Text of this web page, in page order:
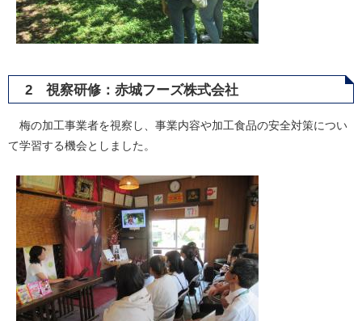
2 視察研修：赤城フーズ株式会社
梅の加工事業者を視察し、事業内容や加工食品の安全対策につい
て学習する機会としました。